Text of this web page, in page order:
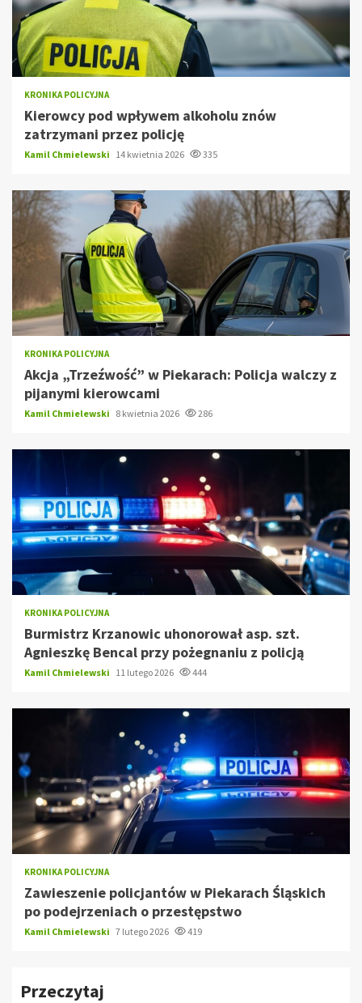
KRONIKA POLICYJNA
Kierowcy pod wpływem alkoholu znów
zatrzymani przez policję
Kamil Chmielewski 14 kwietnia 2026 335
KRONIKA POLICYJNA
Akcja „Trzeźwość” w Piekarach: Policja walczy z
pijanymi kierowcami
Kamil Chmielewski 8 kwietnia 2026 286
KRONIKA POLICYJNA
Burmistrz Krzanowic uhonorował asp. szt.
Agnieszkę Bencal przy pożegnaniu z policją
Kamil Chmielewski 11 lutego 2026 444
KRONIKA POLICYJNA
Zawieszenie policjantów w Piekarach Śląskich
po podejrzeniach o przestępstwo
Kamil Chmielewski 7 lutego 2026 419
Przeczytaj